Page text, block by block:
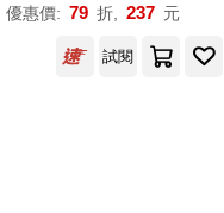
優惠價: 79 折, 237 元
試閱